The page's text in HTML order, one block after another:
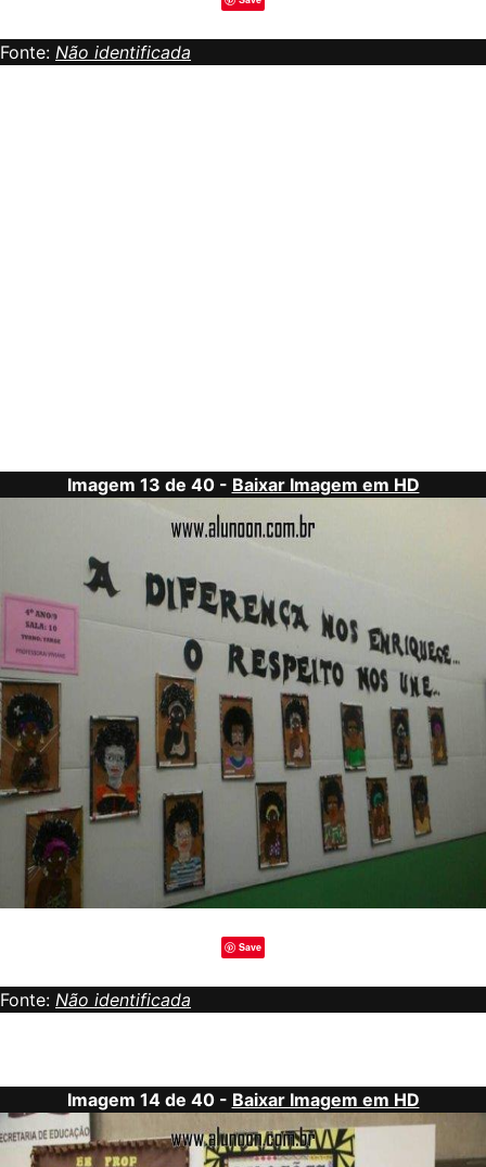
Fonte: Não identificada
Imagem 13 de 40 - Baixar Imagem em HD
Save
Fonte: Não identificada
Imagem 14 de 40 - Baixar Imagem em HD